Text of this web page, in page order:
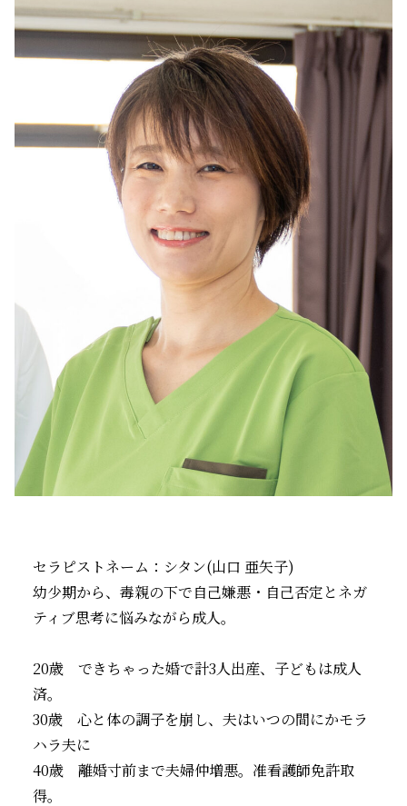
セラピストネーム：シタン(山口 亜矢子)
幼少期から、毒親の下で自己嫌悪・自己否定とネガ
ティブ思考に悩みながら成人。
20歳 できちゃった婚で計3人出産、子どもは成人
済。
30歳 心と体の調子を崩し、夫はいつの間にかモラ
ハラ夫に
40歳 離婚寸前まで夫婦仲増悪。准看護師免許取
得。